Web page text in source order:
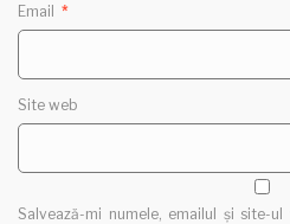
Email *
Site web
Salvează-mi numele, emailul și site-